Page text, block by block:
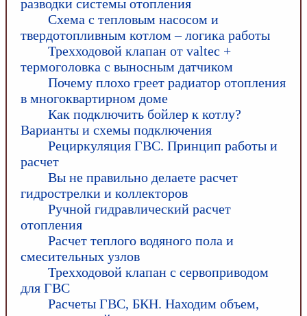
разводки системы отопления
Схема с тепловым насосом и
твердотопливным котлом – логика работы
Трехходовой клапан от valtec +
термоголовка с выносным датчиком
Почему плохо греет радиатор отопления
в многоквартирном доме
Как подключить бойлер к котлу?
Варианты и схемы подключения
Рециркуляция ГВС. Принцип работы и
расчет
Вы не правильно делаете расчет
гидрострелки и коллекторов
Ручной гидравлический расчет
отопления
Расчет теплого водяного пола и
смесительных узлов
Трехходовой клапан с сервоприводом
для ГВС
Расчеты ГВС, БКН. Находим объем,